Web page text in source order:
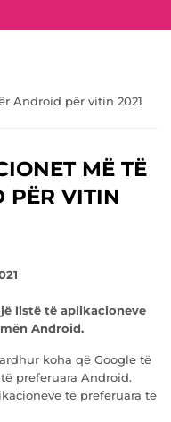
Android për vitin 2021
MË TË
PËR VITIN
listë të aplikacioneve
Android.
koha që Google të
preferuara Android.
të preferuara të